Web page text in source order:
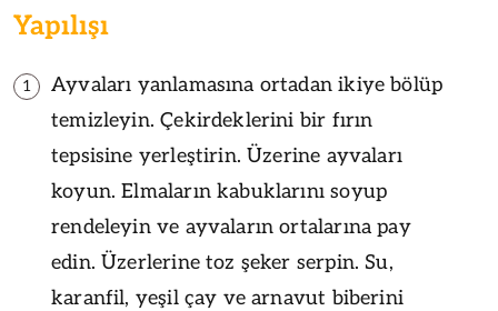
Yapılışı
1
Ayvaları yanlamasına ortadan ikiye bölüp
temizleyin. Çekirdeklerini bir fırın
tepsisine yerleştirin. Üzerine ayvaları
koyun. Elmaların kabuklarını soyup
rendeleyin ve ayvaların ortalarına pay
edin. Üzerlerine toz şeker serpin. Su,
karanfil, yeşil çay ve arnavut biberini